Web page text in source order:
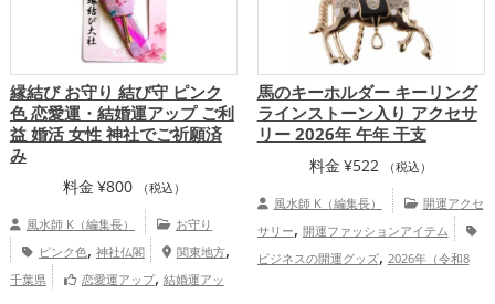
縁結び お守り 結び守 ピンク
色 恋愛運・結婚運アップ ご利
益 婚活 女性 神社でご祈願済
み
料金 ¥800 （税込）
風水師 K（編集長）
お守り
ピンク色, 神社仏閣 関東地方,
千葉県 恋愛運アップ, 結婚運アッ
馬のキーホルダー キーリング
ラインストーン入り アクセサ
リー 2026年 午年 干支
料金 ¥522 （税込）
風水師 K（編集長）
開運アクセ
サリー, 開運ファッションアイテム
ビジネスの開運グッズ, 2026年（令和8